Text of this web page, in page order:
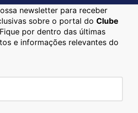
newsletter para receber
sobre o portal do Clube
Fique por dentro das últimas
e informações relevantes do